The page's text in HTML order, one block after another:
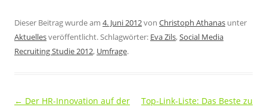
Dieser Beitrag wurde am 4. Juni 2012von Christoph Athanas unter
Aktuellesveröffentlicht. Schlagwörter: Eva Zils,Social Media
Recruiting Studie 2012, Umfrage.
Beitragsnavigation
← Der HR-Innovation auf der
Top-Link-Liste: Das Beste zu